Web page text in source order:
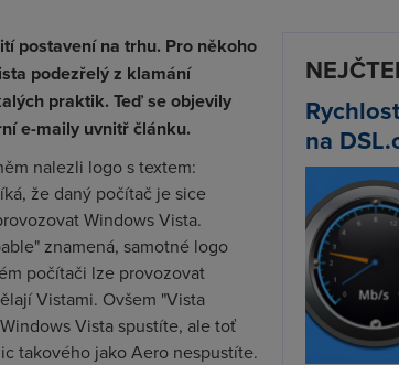
postavení na trhu. Pro někoho
podezřelý z klamání
praktik. Teď se objevily
e-maily uvnitř článku.
nalezli logo s textem:
že daný počítač je sice
Windows Vista.
znamená, samotné logo
počítači lze provozovat
Vistami. Ovšem "Vista
Vista spustíte, ale toť
takového jako Aero nespustíte.
na